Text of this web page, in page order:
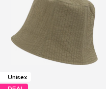
Unisex